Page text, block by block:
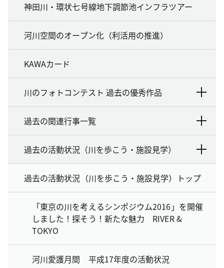
神田川・環状七号線地下調節池インフラツアー
河川空間のオープン化（利活用の推進）
KAWAカード
川のフォトコンテスト 過去の優秀作品
過去の関連行事一覧
過去の活動状況（川を歩こう・施設見学）
過去の活動状況（川を歩こう・施設見学）トップ
「東京の川を考えるシンポジウム2016」を開催
しました！探そう！新たな魅力 RIVER &
TOKYO
河川愛護月間 平成17年度の活動状況